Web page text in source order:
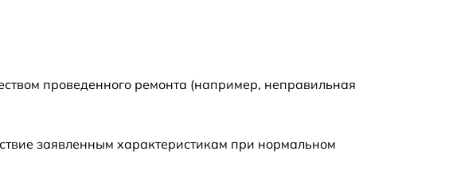
проведенного ремонта (например, неправильная
заявленным характеристикам при нормальном